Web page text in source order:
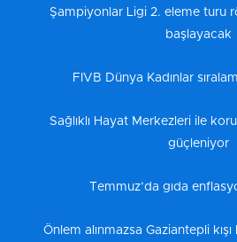
Şampiyonlar Ligi 2. eleme turu
başlayacak
FIVB Dünya Kadınlar
Sağlıklı Hayat Merkezleri ile
güçleniyor
Temmuz’da gıda
Önlem alınmazsa Gaziantepli